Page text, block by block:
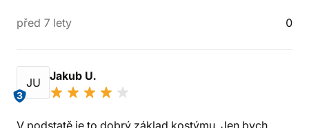
před 7 lety 0
JU
3
Jakub U.
V podstatě je to dobrý základ kostýmu. Jen bych